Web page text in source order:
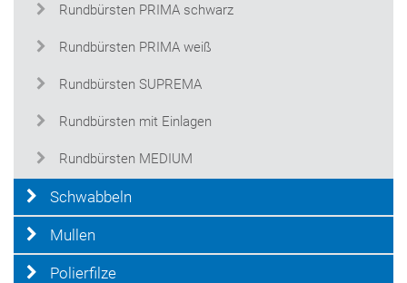
Rundbürsten PRIMA schwarz
Rundbürsten PRIMA weiß
Rundbürsten SUPREMA
Rundbürsten mit Einlagen
Rundbürsten MEDIUM
Schwabbeln
Mullen
Polierfilze